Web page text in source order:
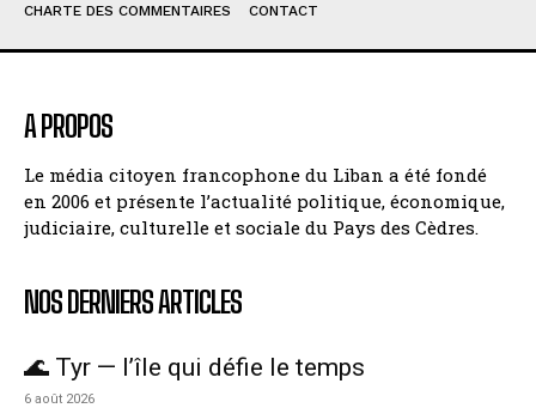
CHARTE DES COMMENTAIRES
CONTACT
A PROPOS
Le média citoyen francophone du Liban a été fondé
en 2006 et présente l’actualité politique, économique,
judiciaire, culturelle et sociale du Pays des Cèdres.
NOS DERNIERS ARTICLES
🌊 Tyr — l’île qui défie le temps
6 août 2026